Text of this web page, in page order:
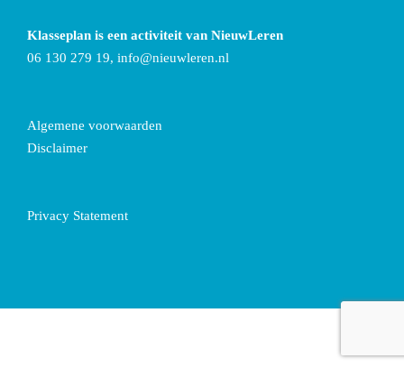
Klasseplan is een activiteit van NieuwLeren
06 130 279 19, info@nieuwleren.nl
Algemene voorwaarden
Disclaimer
Privacy Statement